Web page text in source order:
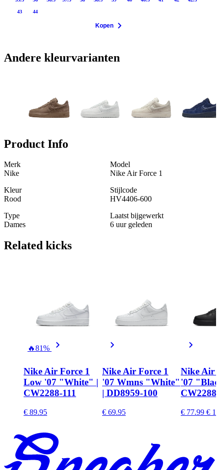
43 44
Kopen
Andere kleurvarianten
Product Info
Merk
Nike
Model
Nike Air Force 1
Kleur
Rood
Stijlcode
HV4406-600
Type
Dames
Laatst bijgewerkt
6 uur geleden
Related kicks
🔥81%
Nike Air Force 1
Low '07 "White" |
CW2288-111
€ 89.95
Nike Air Force 1
'07 Wmns "White"
| DD8959-100
€ 69.95
Nike Air
'07
€ 77.99 €